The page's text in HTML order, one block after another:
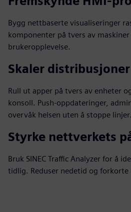
Bygg nettbaserte visualiseringer
komponenter på tvers av
brukeropplevelse.
Skaler
Rull ut apper på tvers av enheter
konsoll. Push-oppdateringer,
overvåk helsen uten å stoppe linjer.
Styrke nettverkets
Bruk SINEC Traffic Analyzer for å
tidlig. Reduser nedetid og forkorte